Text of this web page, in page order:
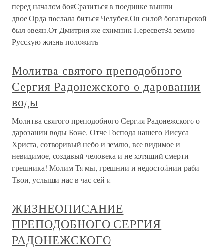
перед началом бояСразиться в поединке вышли
двое:Орда послала биться Челубея,Он силой богатырской
был овеян.От Дмитрия же схимник ПересветЗа землю
Русскую жизнь положить
Молитва святого преподобного
Сергия Радонежского о даровании
воды
Молитва святого преподобного Сергия Радонежского о
даровании воды Боже, Отче Господа нашего Иисуса
Христа, сотворивый небо и землю, все видимое и
невидимое, создавый человека и не хотящий смерти
грешника! Молим Тя мы, грешнии и недостойнии раби
Твои, услыши нас в час сей и
ЖИЗНЕОПИСАНИЕ
ПРЕПОДОБНОГО СЕРГИЯ
РАДОНЕЖСКОГО